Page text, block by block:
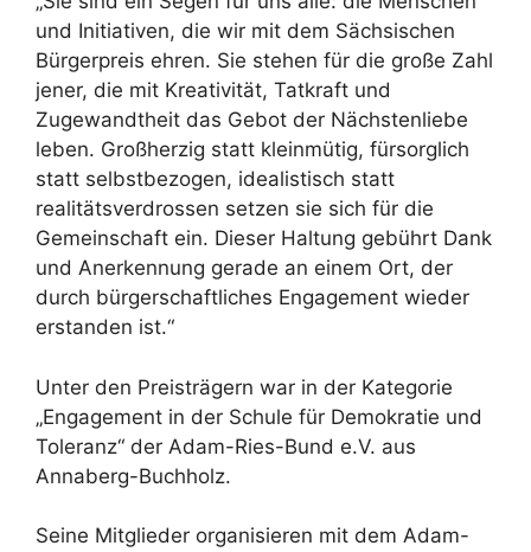
und Initiativen, die wir mit dem Sächsischen
Bürgerpreis ehren. Sie stehen für die große Zahl
jener, die mit Kreativität, Tatkraft und
Zugewandtheit das Gebot der Nächstenliebe
leben. Großherzig statt kleinmütig, fürsorglich
statt selbstbezogen, idealistisch statt
realitätsverdrossen setzen sie sich für die
Gemeinschaft ein. Dieser Haltung gebührt Dank
und Anerkennung gerade an einem Ort, der
durch bürgerschaftliches Engagement wieder
erstanden ist.“
Unter den Preisträgern war in der Kategorie
„Engagement in der Schule für Demokratie und
Toleranz“ der Adam-Ries-Bund e.V. aus
Annaberg-Buchholz.
Seine Mitglieder organisieren mit dem Adam-